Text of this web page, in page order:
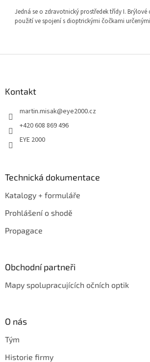
Jedná se o zdravotnický prostředek třídy I.
použití ve spojení s dioptrickými čočkami
Kontakt
martin.misak@eye2000.cz
+420 608 869 496
EYE 2000
Technická dokumentace
Katalogy + formuláře
Prohlášení o shodě
Propagace
Obchodní partneři
Mapy spolupracujících očních optik
O nás
Tým
Historie firmy